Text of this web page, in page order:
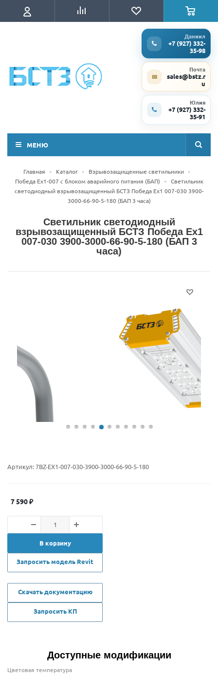
Даниил
+7 (927) 332-
35-98
✉
Почта
sales@bstz.r
u
Юлия
+7 (927) 332-
35-91
МЕНЮ
Главная - Каталог - Взрывозащищенные светильники -
Победа Ex1-007 с блоком аварийного питания (БАП)
- Светильник
светодиодный взрывозащищенный БСТЗ Победа Ex1 007-030 3900-
3000-66-90-5-180 (БАП 3 часа)
Светильник светодиодный
взрывозащищенный БСТЗ Победа Ex1
007-030 3900-3000-66-90-5-180 (БАП 3
часа)
Артикул:7BZ-EX1-007-030-3900-3000-66-90-5-180
7 590₽
В корзину
Запросить модель Revit
Скачать документацию
Запросить КП
Доступные модификации
Цветовая температура